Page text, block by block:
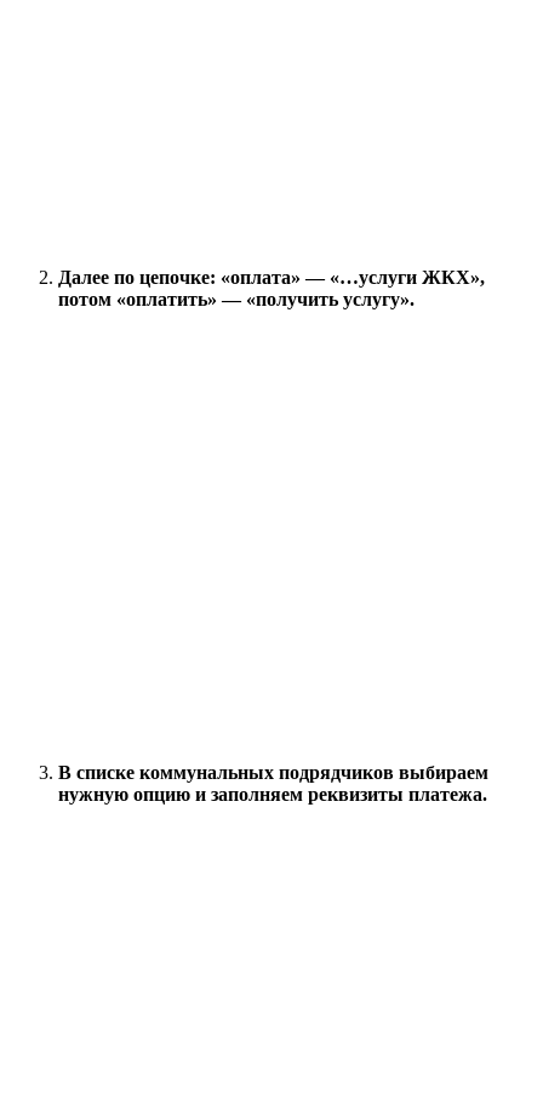
Далее по цепочке: «оплата» — «…услуги ЖКХ»,
потом «оплатить» — «получить услугу».
В списке коммунальных подрядчиков выбираем
нужную опцию и заполняем реквизиты платежа.